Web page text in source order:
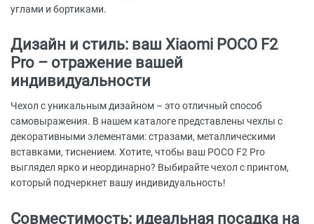
углами и бортиками.
Дизайн и стиль: ваш Xiaomi POCO F2
Pro – отражение вашей
индивидуальности
Чехол с уникальным дизайном – это отличный способ
самовыражения. В нашем каталоге представлены чехлы с
декоративными элементами: стразами, металлическими
вставками, тиснением. Хотите, чтобы ваш POCO F2 Pro
выглядел ярко и неординарно? Выбирайте чехол с принтом,
который подчеркнет вашу индивидуальность!
Совместимость: идеальная посадка на